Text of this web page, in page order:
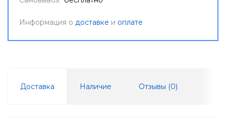
Информация о доставке и оплате
Доставка Наличие Отзывы (0)